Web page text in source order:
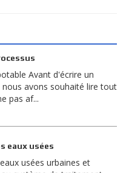
Avant d'écrire un
avons souhaité lire tout
pas af...
eaux usées
usées urbaines et